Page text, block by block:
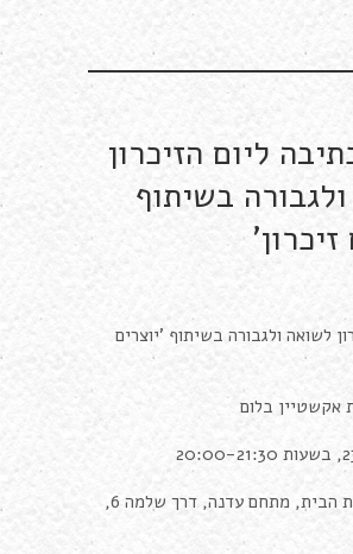
ליום הזיכרון
בשיתוף
לשואה ולגבורה בשיתוף 'יוצרים
אקשטיין בלום
סטודיו סדנאות הבית, מתחם עדנה, דרך שלמה 6,